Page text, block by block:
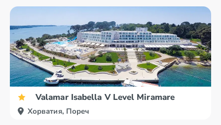
Valamar Isabella V Level Miramare
Хорватия, Пореч